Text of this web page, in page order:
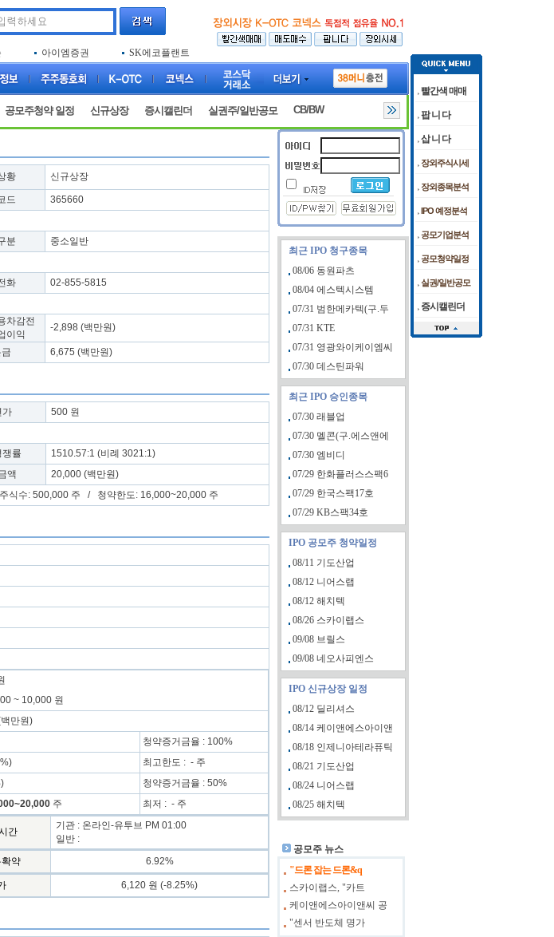
두나무
엑소코바이오
아이엠증권
SK에코플랜트
두나무
엑소코바이오
루켄테크놀러지 플럼라인생명과
공모주청약 일정 신규상장 증시캘린더 실권주/일반공모 CB/BW
황 신규상장
드
365660
분
중소일반
화
02-855-5815
차감전
이익
-2,898 (백만원)
6,675 (백만원)
가
500 원
쟁률
1510.57:1 (비례 3021:1)
액
20,000 (백만원)
주식수: 500,000 주 / 청약한도: 16,000~20,000 주
~ 10,000 원
만원)
청약증거금율 : 100%
최고한도 : - 주
청약증거금율 : 50%
주 최저 : - 주
간
기관 : 온라인-유투브 PM 01:00
일반 :
약 6.92%
6,120 원 (-8.25%)
최근 IPO 청구종목
08/06 동원파츠
08/04 에스텍시스템
07/31 범한메카텍(구.두
07/31 KTE
07/31 영광와이케이엠씨
07/30 데스틴파워
최근 IPO 승인종목
07/30 래블업
07/30 멜콘(구.에스앤에
07/30 엠비디
07/29 한화플러스스팩6
07/29 한국스팩17호
07/29 KB스팩34호
IPO 공모주 청약일정
08/11 기도산업
08/12 니어스랩
08/12 해치텍
08/26 스카이랩스
09/08 브릴스
09/08 네오사피엔스
IPO 신규상장 일정
08/12 딜리셔스
08/14 케이앤에스아이앤
08/18 인제니아테라퓨틱
08/21 기도산업
08/24 니어스랩
08/25 해치텍
공모주 뉴스
"드론 잡는 드론&q
스카이랩스, "카트
케이앤에스아이앤씨 공
"센서 반도체 명가
빨간색 매매
팝 니 다
삽 니 다
장외주식시세
장외종목분석
IPO 예정분석
공모기업분석
공모청약일정
실권/일반공모
증시캘린더